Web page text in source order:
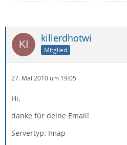
killerdhotwi
Mitglied
27. Mai 2010 um 19:05
Hi,
danke für deine Email!
Servertyp: Imap